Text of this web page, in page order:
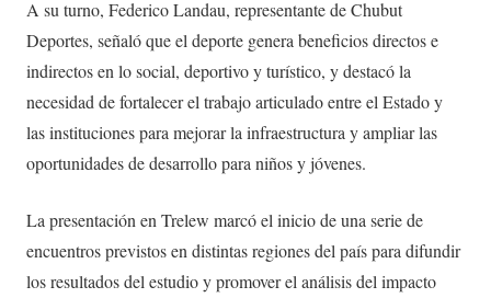
A su turno, Federico Landau, representante de Chubut
Deportes, señaló que el deporte genera beneficios directos e
indirectos en lo social, deportivo y turístico, y destacó la
necesidad de fortalecer el trabajo articulado entre el Estado y
las instituciones para mejorar la infraestructura y ampliar las
oportunidades de desarrollo para niños y jóvenes.
La presentación en Trelew marcó el inicio de una serie de
encuentros previstos en distintas regiones del país para difundir
los resultados del estudio y promover el análisis del impacto